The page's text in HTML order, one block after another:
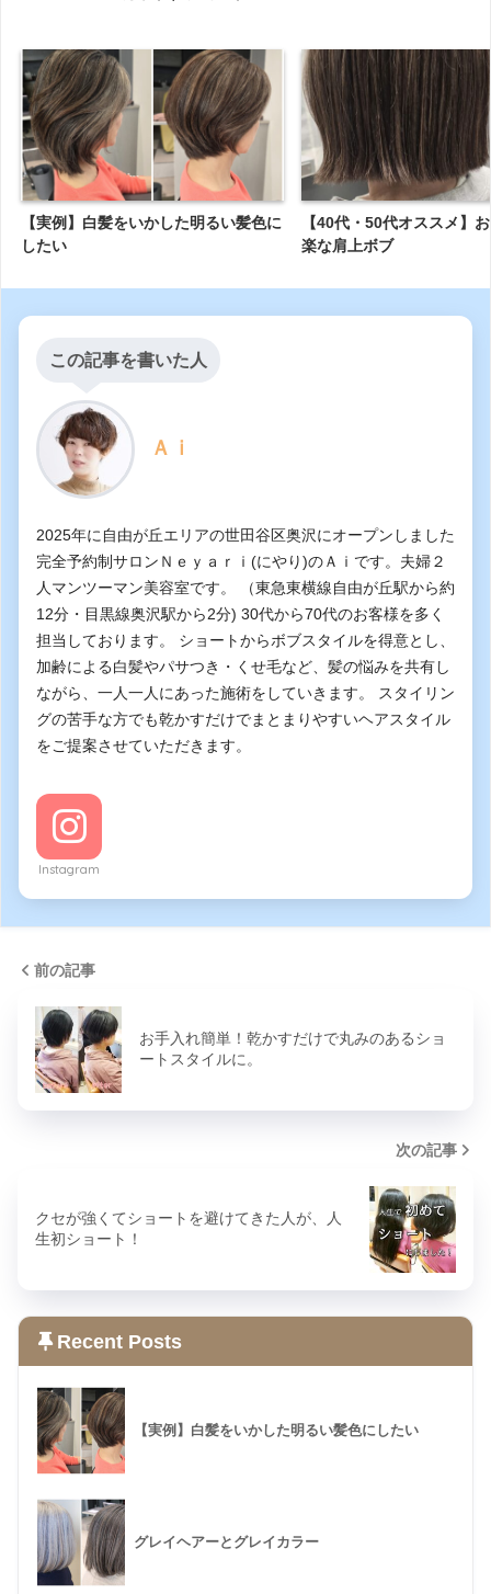
【実例】白髪をいかした明るい髪色に
したい
【40代・50代オススメ】
楽な肩上ボブ
この記事を書いた人
Ａｉ
2025年に自由が丘エリアの世田谷区奥沢にオープンしました
完全予約制サロンＮｅｙａｒｉ(にやり)のＡｉです。夫婦２
人マンツーマン美容室です。 （東急東横線自由が丘駅から約
12分・目黒線奥沢駅から2分) 30代から70代のお客様を多く
担当しております。 ショートからボブスタイルを得意とし、
加齢による白髪やパサつき・くせ毛など、髪の悩みを共有し
ながら、一人一人にあった施術をしていきます。 スタイリン
グの苦手な方でも乾かすだけでまとまりやすいヘアスタイル
をご提案させていただきます。
Instagram
前の記事
お手入れ簡単！乾かすだけで丸みのあるショ
ートスタイルに。
次の記事
クセが強くてショートを避けてきた人が、人
生初ショート！
Recent Posts
【実例】白髪をいかした明るい髪色にしたい
グレイヘアーとグレイカラー